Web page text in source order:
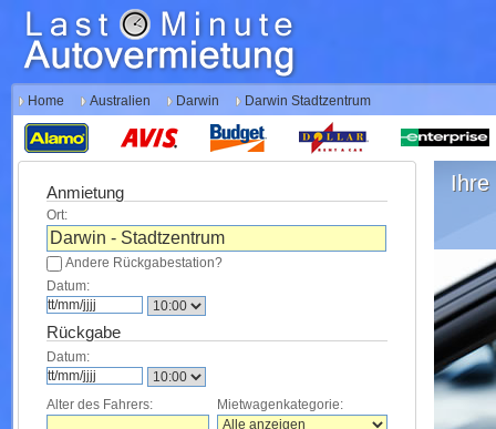
Home Australien Darwin Darwin Stadtzentrum
Anmietung
Ort:
Andere Rückgabestation?
Datum:
Rückgabe
Datum:
Alter des Fahrers: Mietwagenkategorie:
Ihre